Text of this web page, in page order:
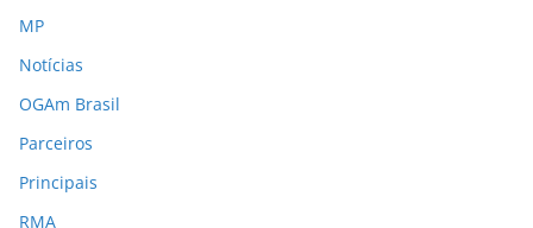
MP
Notícias
OGAm Brasil
Parceiros
Principais
RMA